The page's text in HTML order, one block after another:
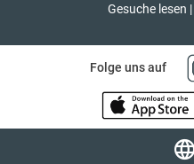
Gesuche lesen |
Folge uns auf